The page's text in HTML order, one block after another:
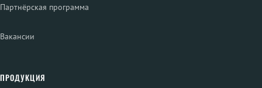
Партнёрская программа
Вакансии
ПРОДУКЦИЯ